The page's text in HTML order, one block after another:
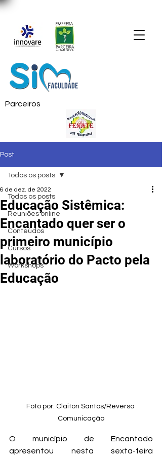
Parceiros
Post
Todos os posts
Reuniões online
Conteúdos
Cursos
Workshops
Todos os posts
Educação Sistêmica:
Encantado quer ser o
primeiro município
laboratório do Pacto pela
Educação
6 de dez. de 2022
Foto por: Claiton Santos/Reverso
Comunicação
O município de Encantado
apresentou nesta sexta-feira